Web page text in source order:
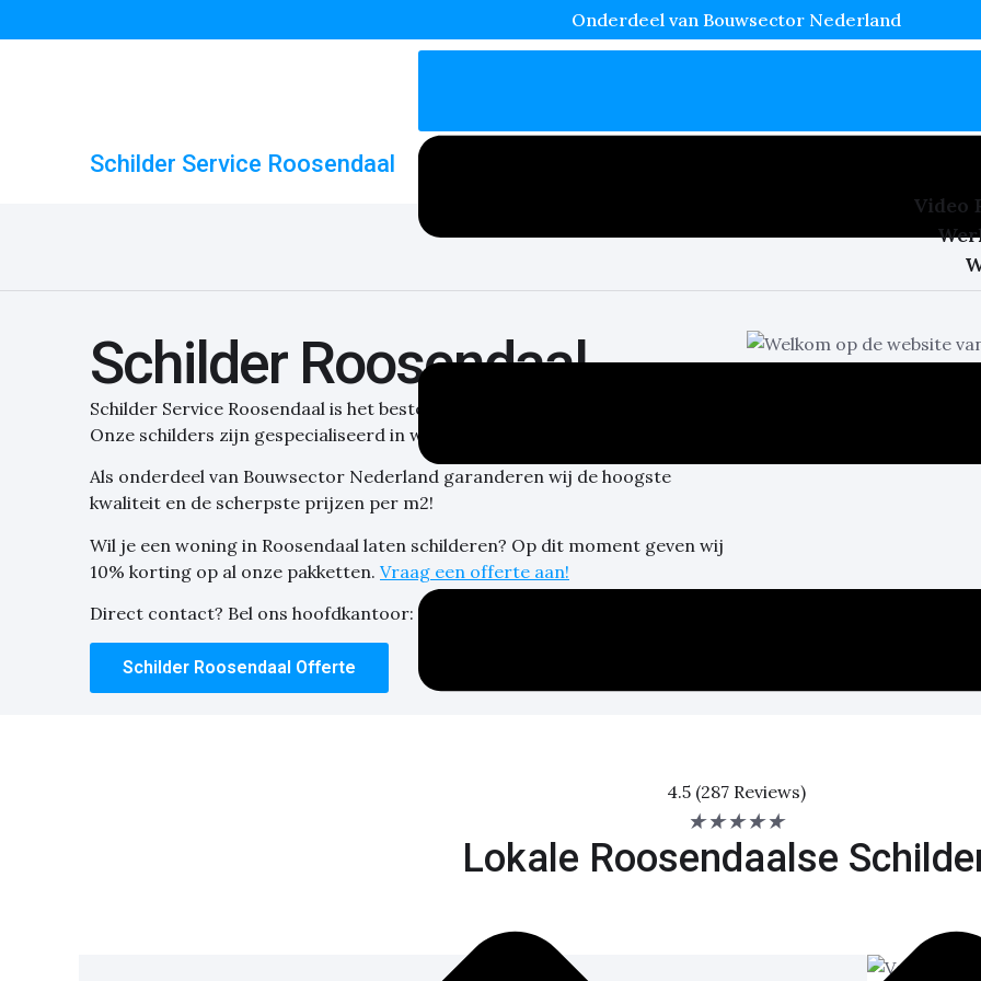
Onderdeel van Bouwsector Nederland
Schilder Service Roosendaal
Video
Schilder Roosendaal
Schilder Service Roosendaal is het beste schildersbedrijf in de omgeving.
Onze schilders zijn gespecialiseerd in wanden en plafonds.
Als onderdeel van Bouwsector Nederland garanderen wij de hoogste
kwaliteit en de scherpste prijzen per m2!
Wil je een woning in Roosendaal laten schilderen? Op dit moment geven wij
10% korting op al onze pakketten. Vraag een offerte aan!
Direct contact? Bel ons hoofdkantoor: 030-2072024
Schilder Roosendaal Offerte
4.5 (287 Reviews)
★★★★★
Lokale Roosendaalse